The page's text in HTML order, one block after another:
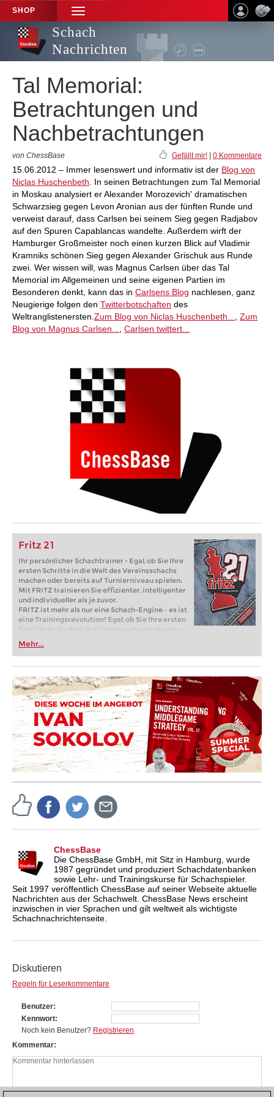
SHOP
TOGGLE
NAVIGATION
Schach
Nachrichten
Tal Memorial:
Betrachtungen und
Nachbetrachtungen
von ChessBase Gefällt mir! 0 Kommentare
15.06.2012 – Immer lesenswert und informativ ist der Blog von
Niclas Huschenbeth . In seinen Betrachtungen zum Tal Memorial
in Moskau analysiert er Alexander Morozevich' dramatischen
Schwarzsieg gegen Levon Aronian aus der fünften Runde und
verweist darauf, dass Carlsen bei seinem Sieg gegen Radjabov
auf den Spuren Capablancas wandelte. Außerdem wirft der
Hamburger Großmeister noch einen kurzen Blick auf Vladimir
Kramniks schönen Sieg gegen Alexander Grischuk aus Runde
zwei. Wer wissen will, was Magnus Carlsen über das Tal
Memorial im Allgemeinen und seine eigenen Partien im
Besonderen denkt, kann das in Carlsens Blog nachlesen, ganz
Neugierige folgen den Twitterbotschaften des
Weltranglistenersten. Zum Blog von Niclas Huschenbeth...
Zum
Blog von Magnus Carlsen...
Carlsen twittert...
Fritz 21
Ihr persönlicher Schachtrainer - Egal, ob Sie Ihre
ersten Schritte in die Welt des Vereinsschachs
machen oder bereits auf Turnierniveau spielen:
Mit FRITZ trainieren Sie effizienter, intelligenter
und individueller als je zuvor.
FRITZ ist mehr als nur eine Schach-Engine – es ist
eine Trainingsrevolution! Egal, ob Sie Ihre ersten
Schritte in die Welt des Vereinsschachs machen
oder bereits auf Turnierniveau spielen: Mit
FRITZ trainieren Sie effizienter, intelligenter und
individueller als je zuvor.
Mehr...
ChessBase
Die ChessBase GmbH, mit Sitz in Hamburg, wurde
1987 gegründet und produziert Schachdatenbanken
sowie Lehr- und Trainingskurse für Schachspieler.
Seit 1997 veröffentlich ChessBase auf seiner Webseite aktuelle
Nachrichten aus der Schachwelt. ChessBase News erscheint
inzwischen in vier Sprachen und gilt weltweit als wichtigste
Schachnachrichtenseite.
Diskutieren
Regeln für Leserkommentare
Benutzer
Kennwort
Noch kein Benutzer? Registrieren
Kommentar